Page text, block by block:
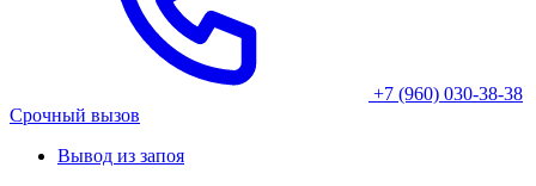
+7 (960) 030-38-38
Срочный вызов
Вывод из запоя